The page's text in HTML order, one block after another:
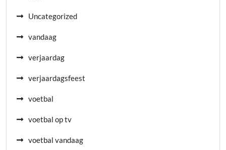
Uncategorized
vandaag
verjaardag
verjaardagsfeest
voetbal
voetbal op tv
voetbal vandaag